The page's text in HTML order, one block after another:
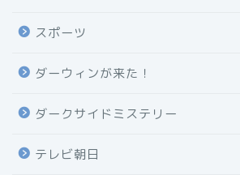
スポーツ
ダーウィンが来た！
ダークサイドミステリー
テレビ朝日